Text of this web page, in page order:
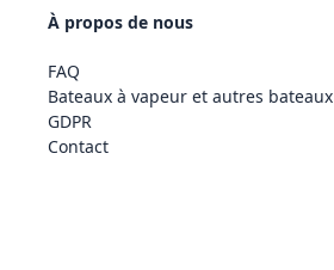
À propos de nous
FAQ
Bateaux à vapeur et autres bateaux
GDPR
Contact